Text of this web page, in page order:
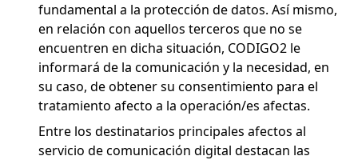
fundamental a la protección de datos. Así mismo,
en relación con aquellos terceros que no se
encuentren en dicha situación, CODIGO2 le
informará de la comunicación y la necesidad, en
su caso, de obtener su consentimiento para el
tratamiento afecto a la operación/es afectas.
Entre los destinatarios principales afectos al
servicio de comunicación digital destacan las